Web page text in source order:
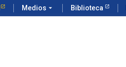
Medios arrow_drop_down Biblioteca